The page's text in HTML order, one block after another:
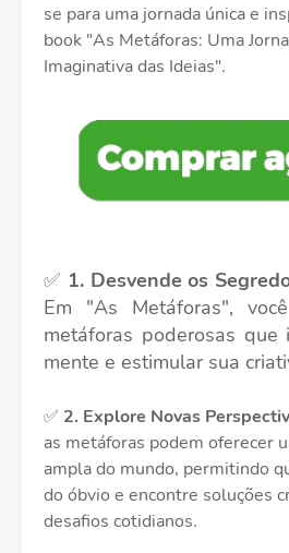
se para uma jornada única e
book "As Metáforas: Uma
Imaginativa das Ideias".
✅ 1. Desvende os
Em "As Metáforas",
metáforas poderosas que
mente e estimular sua
✅ 2. Explore Novas
as metáforas podem oferecer
ampla do mundo, permitindo
do óbvio e encontre soluções
desafios cotidianos.